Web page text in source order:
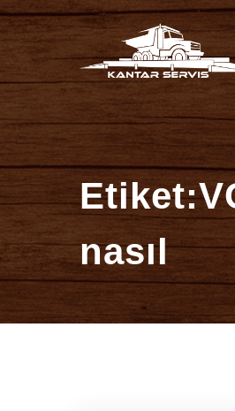
İçeriğe
atla
nasıl